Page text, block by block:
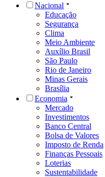
Nacional
Educação
Segurança
Clima
Meio Ambiente
Auxílio Brasil
São Paulo
Rio de Janeiro
Minas Gerais
Brasília
Economia
Mercado
Investimentos
Banco Central
Bolsa de Valores
Imposto de Renda
Finanças Pessoais
Loterias
Sustentabilidade